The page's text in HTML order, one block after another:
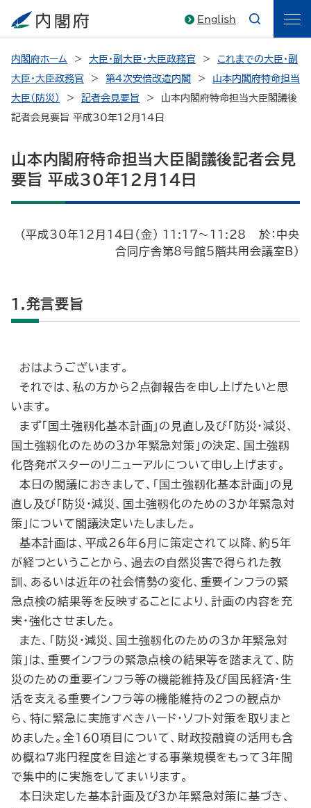
English
内閣府ホーム 大臣・副大臣・大臣政務官
これまでの大臣・副
大臣・大臣政務官
第4次安倍改造内閣
山本内閣府特命担当
大臣（防災）
記者会見要旨
山本内閣府特命担当大臣閣議後
記者会見要旨 平成30年12月14日
山本内閣府特命担当大臣閣議後記者会見
要旨 平成30年12月14日
（平成30年12月14日（金） 11:17～11:28 於：中央
合同庁舎第8号館5階共用会議室B）
1.発言要旨
おはようございます。
それでは、私の方から２点御報告を申し上げたいと思
います。
まず「国土強靱化基本計画」の見直し及び「防災・減災、
国土強靱化のための３か年緊急対策」の決定、国土強靱
化啓発ポスターのリニューアルについて申し上げます。
本日の閣議におきまして、「国土強靱化基本計画」の見
直し及び「防災・減災、国土強靱化のための３か年緊急対
策」について閣議決定いたしました。
基本計画は、平成２６年６月に策定されて以降、約５年
が経つということから、過去の自然災害で得られた教
訓、あるいは近年の社会情勢の変化、重要インフラの緊
急点検の結果等を反映することにより、計画の内容を充
実・強化させました。
また、「防災・減災、国土強靱化のための３か年緊急対
策」は、重要インフラの緊急点検の結果等を踏まえて、防
災のための重要インフラ等の機能維持及び国民経済・生
活を支える重要インフラ等の機能維持の２つの観点か
ら、特に緊急に実施すべきハード・ソフト対策を取りまと
めました。全１６０項目について、財政投融資の活用も含
め概ね７兆円程度を目途とする事業規模をもって３年間
で集中的に実施をしてまいります。
本日決定した基本計画及び３か年緊急対策に基づき、